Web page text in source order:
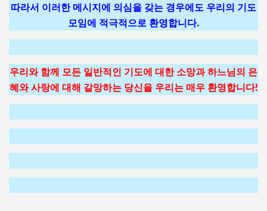
따라서 이러한 메시지에 의심을 갖는 경우에도 우리의 기도
모임에 적극적으로 환영합니다.
우리와 함께 모든 일반적인 기도에 대한 소망과 하느님의 은
혜와 사랑에 대해 갈망하는 당신을 우리는 매우 환영합니다!